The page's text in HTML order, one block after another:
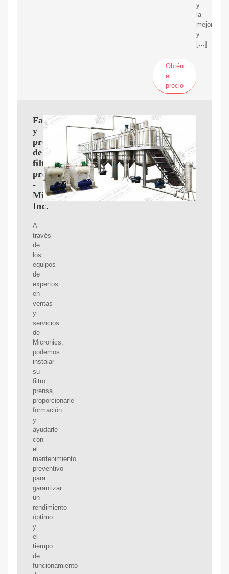
y
la
mejora
y
[…]
Obtén
el
precio
Fabricante
y
proveedor
de
filtros
prensa
-
Micronics,
Inc.
A
través
de
los
equipos
de
expertos
en
ventas
y
servicios
de
Micronics,
podemos
instalar
su
filtro
prensa,
proporcionarle
formación
y
ayudarle
con
el
mantenimiento
preventivo
para
garantizar
un
rendimiento
óptimo
y
el
tiempo
de
funcionamiento